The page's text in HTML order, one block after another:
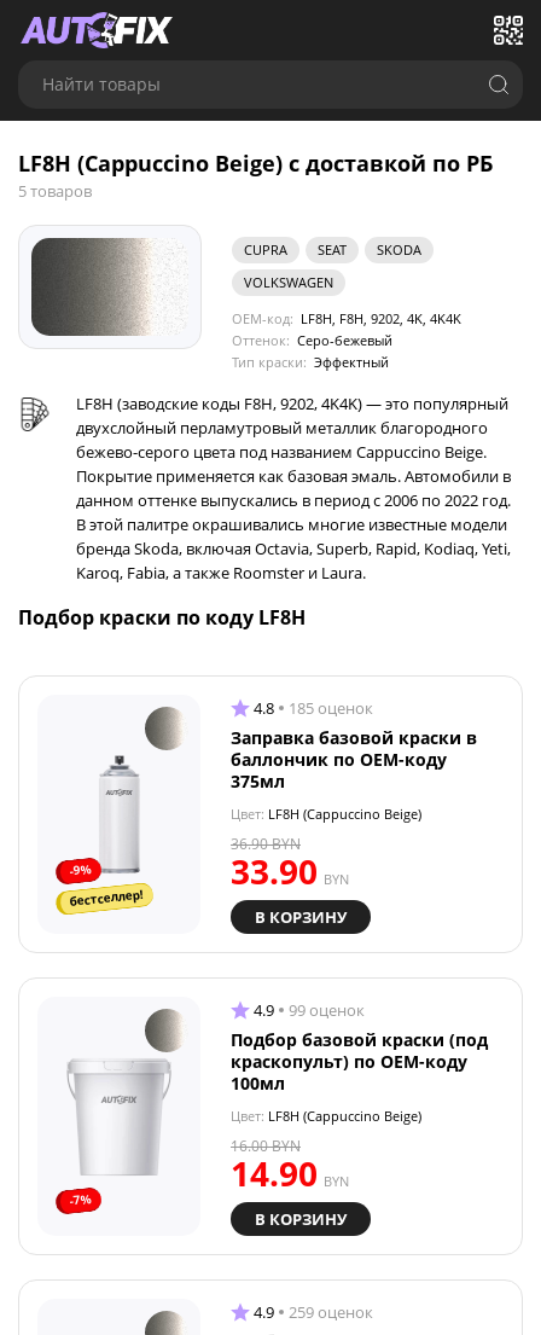
Найти товары
LF8H (Cappuccino Beige) с доставкой по РБ
5 товаров
CUPRA SEAT
SKODA
VOLKSWAGEN
OEM-код: LF8H, F8H, 9202, 4K, 4K4K
Оттенок: Серо-бежевый
Тип краски: Эффектный
LF8H (заводские коды F8H, 9202, 4K4K) — это популярный
двухслойный перламутровый металлик благородного
бежево-серого цвета под названием Cappuccino Beige.
Покрытие применяется как базовая эмаль. Автомобили в
данном оттенке выпускались в период с 2006 по 2022 год.
В этой палитре окрашивались многие известные модели
бренда Skoda, включая Octavia, Superb, Rapid, Kodiaq, Yeti,
Karoq, Fabia, а также Roomster и Laura.
Подбор краски по коду LF8H
-9%
бестселлер!
4.8 185 оценок
Заправка базовой краски в
баллончик по OEM-коду
375мл
Цвет: LF8H (Cappuccino Beige)
33.90 BYN
36.90BYN
В КОРЗИНУ
-7%
4.9 99 оценок
Подбор базовой краски (под
краскопульт) по OEM-коду
100мл
Цвет: LF8H (Cappuccino Beige)
14.90 BYN
16.00BYN
В КОРЗИНУ
4.9 259 оценок